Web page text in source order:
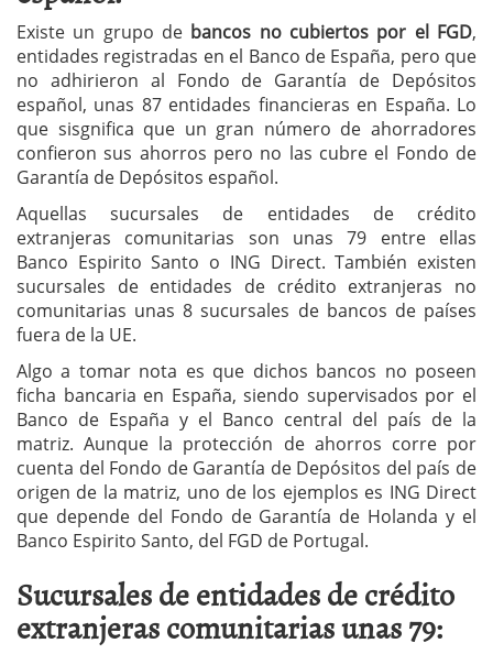
Existe un grupo de bancos no cubiertos por el FGD,
entidades registradas en el Banco de España, pero que
no adhirieron al Fondo de Garantía de Depósitos
español, unas 87 entidades financieras en España. Lo
que sisgnifica que un gran número de ahorradores
confieron sus ahorros pero no las cubre el Fondo de
Garantía de Depósitos español.
Aquellas sucursales de entidades de crédito
extranjeras comunitarias son unas 79 entre ellas
Banco Espirito Santo o ING Direct. También existen
sucursales de entidades de crédito extranjeras no
comunitarias unas 8 sucursales de bancos de países
fuera de la UE.
Algo a tomar nota es que dichos bancos no poseen
ficha bancaria en España, siendo supervisados por el
Banco de España y el Banco central del país de la
matriz. Aunque la protección de ahorros corre por
cuenta del Fondo de Garantía de Depósitos del país de
origen de la matriz, uno de los ejemplos es ING Direct
que depende del Fondo de Garantía de Holanda y el
Banco Espirito Santo, del FGD de Portugal.
Sucursales de entidades de crédito
extranjeras comunitarias unas 79: